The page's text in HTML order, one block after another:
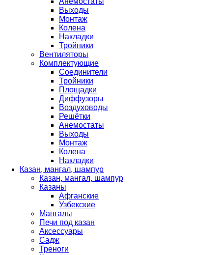
Выходы
Монтаж
Колена
Накладки
Тройники
Вентиляторы
Комплектующие
Соединители
Тройники
Площадки
Диффузоры
Воздуховоды
Решётки
Анемостаты
Выходы
Монтаж
Колена
Накладки
Казан, мангал, шампур
Казан, мангал, шампур
Казаны
Афганские
Узбекские
Мангалы
Печи под казан
Аксессуары
Садж
Треноги